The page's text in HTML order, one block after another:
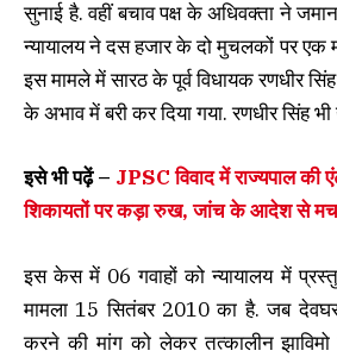
सुनाई है. वहीं बचाव पक्ष के अधिवक्ता ने
न्यायालय ने दस हजार के दो मुचलकों पर एक
इस मामले में सारठ के पूर्व विधायक रणधीर
के अभाव में बरी कर दिया गया. रणधीर सिंह
इसे भी पढ़ें – JPSC विवाद में राज्यपाल की
शिकायतों पर कड़ा रुख, जांच के आदेश से
इस केस में 06 गवाहों को न्यायालय में
मामला 15 सितंबर 2010 का है. जब
करने की मांग को लेकर तत्कालीन झाविमो